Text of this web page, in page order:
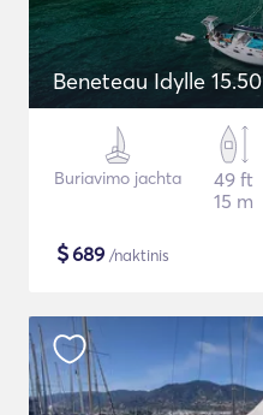
Beneteau Idylle 15.50
Buriavimo jachta
49 ft
15 m
$689 /naktinis